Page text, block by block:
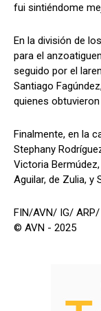
fui sintiéndome
En la división de
para el
seguido por el
Santiago
quienes
Finalmente, en la
Stephany
Victoria
Aguilar, de Zulia, y
FIN/AVN/ IG/
© AVN - 2025